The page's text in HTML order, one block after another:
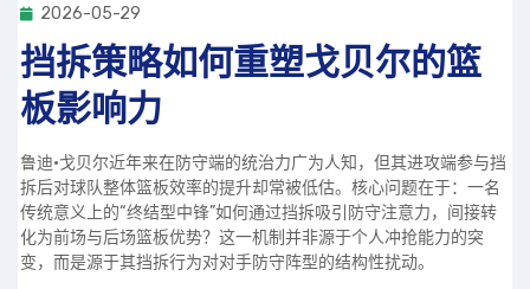
2026-05-29
挡拆策略如何重塑戈贝尔的篮
板影响力
鲁迪·戈贝尔近年来在防守端的统治力广为人知，但其进攻端参与挡
拆后对球队整体篮板效率的提升却常被低估。核心问题在于：一名
传统意义上的“终结型中锋”如何通过挡拆吸引防守注意力，间接转
化为前场与后场篮板优势？这一机制并非源于个人冲抢能力的突
变，而是源于其挡拆行为对对手防守阵型的结构性扰动。